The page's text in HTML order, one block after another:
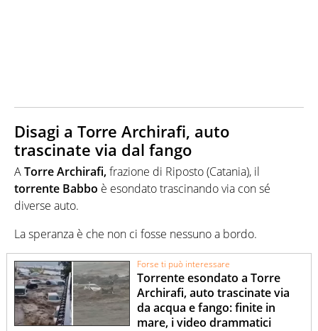
Disagi a Torre Archirafi, auto
trascinate via dal fango
ATorre Archirafi,frazione di Riposto (Catania), il
torrente Babbo è esondato trascinando via con sé
diverse auto.
La speranza è che non ci fosse nessuno a bordo.
Forse ti può interessare
Torrente esondato a Torre
Archirafi, auto trascinate via
da acqua e fango: finite in
mare, i video drammatici